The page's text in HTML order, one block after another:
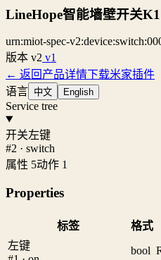
LineHope智能墙壁开关K1
urn:miot-spec-
版本 v2 v1
← 返回产品详情下载米家插件
语言 中文 English
Service tree
开关左键
#2 · switch
属性 5动作 1
Properties
标签 格式
左键
bool